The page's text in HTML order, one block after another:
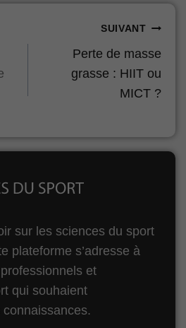
SUIVANT
Perte de masse
grasse : HIIT ou
MICT ?
sur les sciences du sport
plateforme s’adresse à
et
qui souhaient